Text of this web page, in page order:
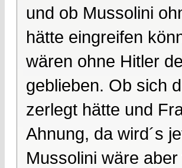
und ob Mussolini
hätte eingreifen
wären ohne Hitler
geblieben. Ob sich
zerlegt hätte und
Ahnung, da wird´s
Mussolini wäre